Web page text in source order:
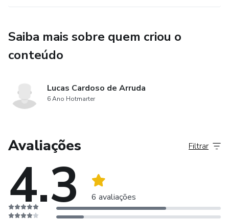
Saiba mais sobre quem criou o
conteúdo
Lucas Cardoso de Arruda
6 Ano Hotmarter
Avaliações
4.3 6 avaliações
Filtrar